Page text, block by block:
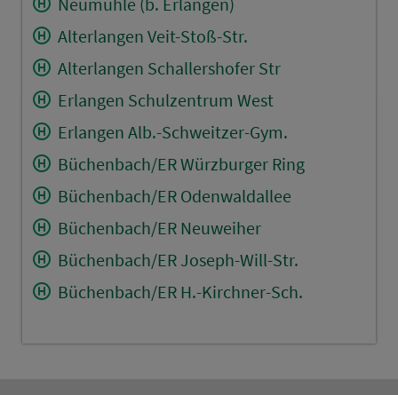
Alterlangen Veit-Stoß-Str.
Alterlangen Schallershofer Str
Erlangen Schulzentrum West
Erlangen Alb.-Schweitzer-Gym.
Büchenbach/ER Würzburger Ring
Büchenbach/ER Odenwaldallee
Büchenbach/ER Neuweiher
Büchenbach/ER Joseph-Will-Str.
Büchenbach/ER H.-Kirchner-Sch.